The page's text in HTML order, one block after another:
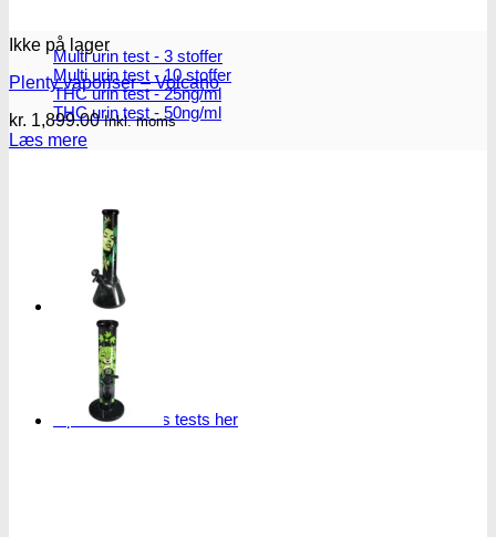
Multi urin test - 3 stoffer
Multi urin test - 10 stoffer
THC urin test - 25ng/ml
THC urin test - 50ng/ml
Oplev alle vores tests her
Ikke på lager
Plenty vaporiser – Volcano
kr. 1,899.00 Inkl. moms
Læs mere